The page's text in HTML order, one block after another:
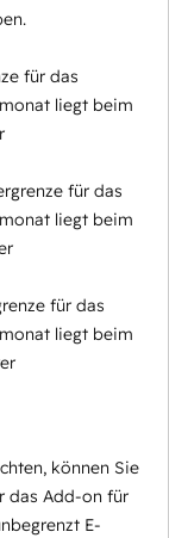
für das
liegt beim
für das
liegt beim
für das
liegt beim
können Sie
das Add-on für
E-